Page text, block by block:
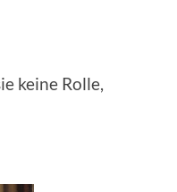
keine Rolle,